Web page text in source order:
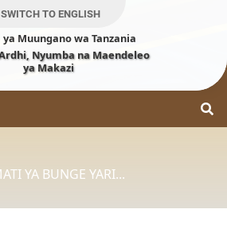
SWITCH TO ENGLISH
ya Muungano wa Tanzania
Nyumba na Maendeleo
ya Makazi
YA BUNGE YARI...